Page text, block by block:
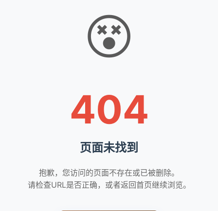
😵
404
页面未找到
抱歉，您访问的页面不存在或已被删除。
请检查URL是否正确，或者返回首页继续浏览。